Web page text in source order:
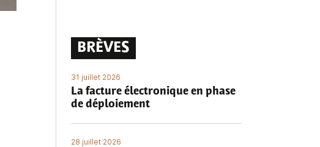
BRÈVES
31 juillet 2026
La facture électronique en phase
de déploiement
28 juillet 2026